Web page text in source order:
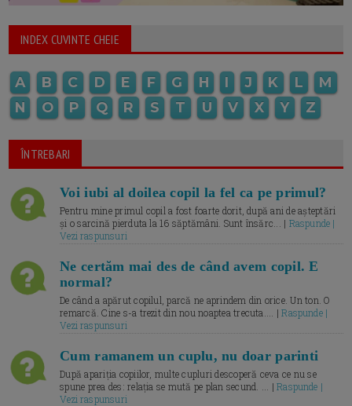
INDEX CUVINTE CHEIE
A B C D E F G H I J K L
M
N
O P Q R S T U V X Y Z
ÎNTREBARI
Voi iubi al doilea copil la fel ca pe primul?
Pentru mine primul copil a fost foarte dorit, după ani de așteptări
și o sarcină pierduta la 16 săptămâni. Sunt însărc... | Raspunde |
Vezi raspunsuri
Ne certăm mai des de când avem copil. E
normal?
De când a apărut copilul, parcă ne aprindem din orice. Un ton. O
remarcă. Cine s-a trezit din nou noaptea trecuta.... |Raspunde |
Vezi raspunsuri
Cum ramanem un cuplu, nu doar parinti
După apariția copiilor, multe cupluri descoperă ceva ce nu se
spune prea des: relația se mută pe plan secund. ... |Raspunde |
Vezi raspunsuri